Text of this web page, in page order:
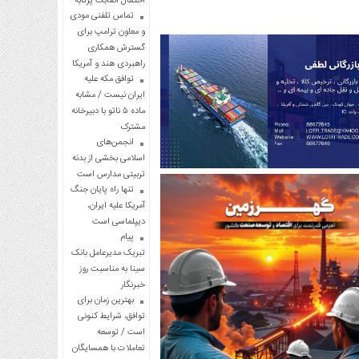
تماس تلفنی مودی
و معاون ترامپ برای
گسترش همکاری
راهبردی هند و آمریکا
توافق مکه علیه
ایران نیست / مشابه
ماده ۵ ناتو با دبیرخانه
مشترک
انجمن‌های
اسلامی بخشی از بدنه
تربیتی مدارس است
تنها راه پایان جنگ
آمریکا علیه ایران،
دیپلماسی است
پیام
تبریک مدیرعامل بانک
سینا به مناسبت روز
خبرنگار
بهترین زمان برای
توافق، شرایط کنونی
است / توسعه
تعاملات با همسایگان